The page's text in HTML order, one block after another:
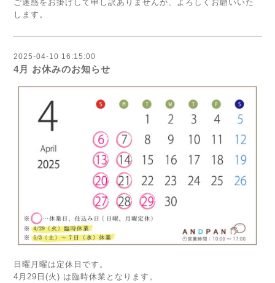
ご迷惑をお掛けして申し訳ありませんが、よろしくお願いいた
します。
2025-04-10 16:15:00
4月 お休みのお知らせ
日曜月曜は定休日です。
4月29日(火) は臨時休業となります。